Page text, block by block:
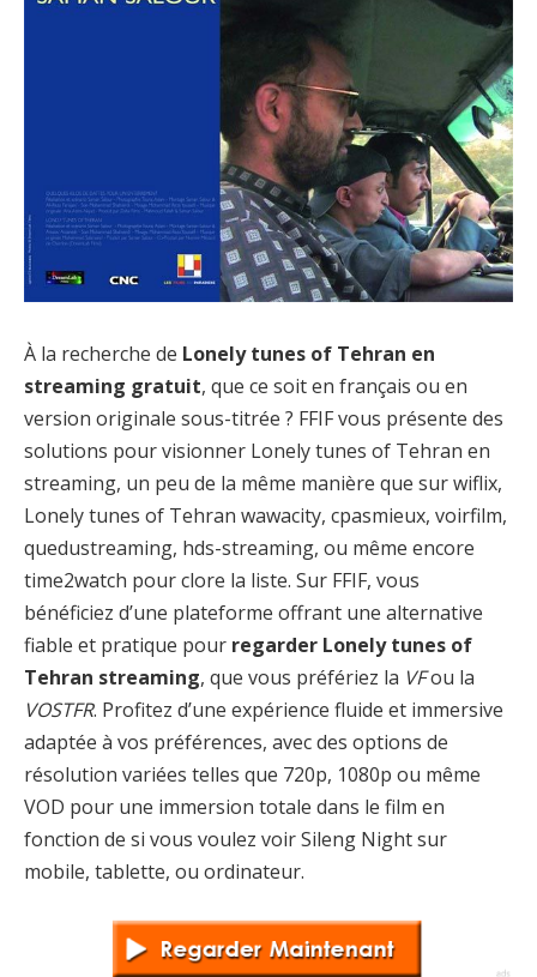
À la recherche de Lonely tunes of Tehran en
streaming gratuit, que ce soit en français ou en
version originale sous-titrée ? FFIF vous présente des
solutions pour visionner Lonely tunes of Tehran en
streaming, un peu de la même manière que sur wiflix,
Lonely tunes of Tehran wawacity, cpasmieux, voirfilm,
quedustreaming, hds-streaming, ou même encore
time2watch pour clore la liste. Sur FFIF, vous
bénéficiez d’une plateforme offrant une alternative
fiable et pratique pour regarder Lonely tunes of
Tehran streaming, que vous préfériez la VFou la
VOSTFR. Profitez d’une expérience fluide et immersive
adaptée à vos préférences, avec des options de
résolution variées telles que 720p, 1080p ou même
VOD pour une immersion totale dans le film en
fonction de si vous voulez voir Sileng Night sur
mobile, tablette, ou ordinateur.